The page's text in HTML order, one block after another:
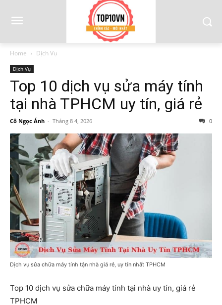
Home Dịch Vụ
Dịch Vụ
Top 10 dịch vụ sửa máy tính
tại nhà TPHCM uy tín, giá rẻ
Cô Ngọc Ánh - Tháng 8 4, 2026 0
Dịch vụ sửa chữa máy tính tận nhà giá rẻ, uy tín nhất TPHCM
Top 10 dịch vụ sửa chữa máy tính tại nhà uy tín, giá rẻ
TPHCM